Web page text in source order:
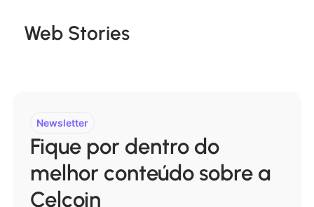
Web Stories
Newsletter
Fique por dentro do
melhor conteúdo sobre a
Celcoin